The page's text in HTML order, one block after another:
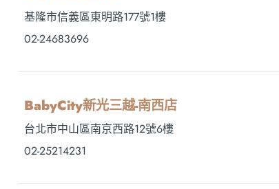
基隆市信義區東明路177號1樓
02-24683696
BabyCity新光三越-南西店
台北市中山區南京西路12號6樓
02-25214231